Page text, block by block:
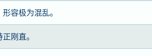
容极为混乱。
刚直。